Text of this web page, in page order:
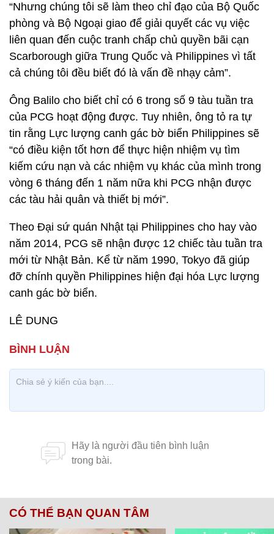
“Nhưng chúng tôi sẽ làm theo chỉ đạo của Bộ Quốc
phòng và Bộ Ngoại giao để giải quyết các vụ việc
liên quan đến cuộc tranh chấp chủ quyền bãi cạn
Scarborough giữa Trung Quốc và Philippines vì tất
cả chúng tôi đều biết đó là vấn đề nhạy cảm”.
Ông Balilo cho biết chỉ có 6 trong số 9 tàu tuần tra
của PCG hoạt động được. Tuy nhiên, ông tỏ ra tự
tin rằng Lực lượng canh gác bờ biển Philippines sẽ
“có điều kiện tốt hơn để thực hiện nhiệm vụ tìm
kiếm cứu nạn và các nhiệm vụ khác của mình trong
vòng 6 tháng đến 1 năm nữa khi PCG nhận được
các tàu hải quân và thiết bị mới”.
Theo Đại sứ quán Nhật tại Philippines cho hay vào
năm 2014, PCG sẽ nhận được 12 chiếc tàu tuần tra
mới từ Nhật Bản. Kể từ năm 1990, Tokyo đã giúp
đỡ chính quyền Philippines hiện đại hóa Lực lượng
canh gác bờ biển.
LÊ DUNG
CÓ THỂ BẠN QUAN TÂM